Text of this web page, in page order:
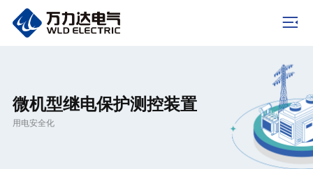
微机型继电保护测控装置
用电安全化